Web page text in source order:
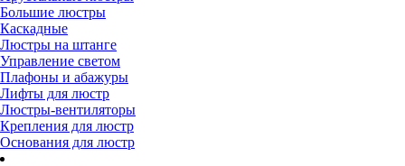
Большие люстры
Каскадные
Люстры на штанге
Управление светом
Плафоны и абажуры
Лифты для люстр
Люстры-вентиляторы
Крепления для люстр
Основания для люстр